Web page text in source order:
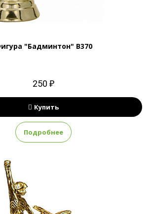
"Бадминтон" B370
250 ₽
Купить
Подробнее